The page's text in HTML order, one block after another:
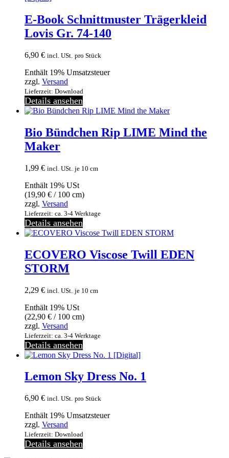
E-Book Schnittmuster Trägerkleid
Lovis Gr. 74-140
6,90 € incl. USt. pro Stück
Enthält 19% Umsatzsteuer
zzgl. Versand
Lieferzeit: Download
Details ansehen
Bio Bündchen Rip LIME Mind the
Maker
1,99 € incl. USt. je 10 cm
Enthält 19% USt
(19,90 € / 100 cm)
zzgl. Versand
Lieferzeit: ca. 3-4 Werktage
Details ansehen
ECOVERO Viscose Twill EDEN
STORM
2,29 € incl. USt. je 10 cm
Enthält 19% USt
(22,90 € / 100 cm)
zzgl. Versand
Lieferzeit: ca. 3-4 Werktage
Details ansehen
Lemon Sky Dress No. 1
6,90 € incl. USt. pro Stück
Enthält 19% Umsatzsteuer
zzgl. Versand
Lieferzeit: Download
Details ansehen